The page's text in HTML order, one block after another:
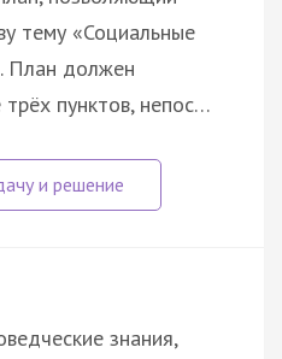
тему «Социальные
План должен
пунктов, непос…
знания,